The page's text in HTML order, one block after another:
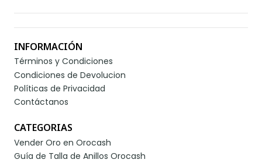
INFORMACIÓN
Términos y Condiciones
Condiciones de Devolucion
Políticas de Privacidad
Contáctanos
CATEGORIAS
Vender Oro en Orocash
Guía de Talla de Anillos Orocash